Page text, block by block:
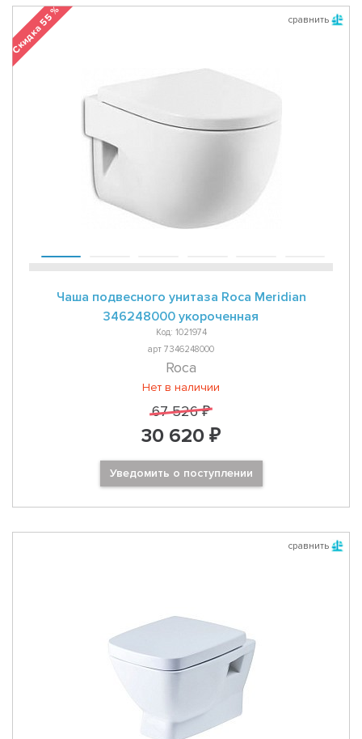
сравнить
Скидка 55 %
Чаша подвесного унитаза Roca Meridian
346248000 укороченная
Код: 1021974
арт 7346248000
Roca
Нет в наличии
67 526 ₽
30 620 ₽
Уведомить о поступлении
сравнить